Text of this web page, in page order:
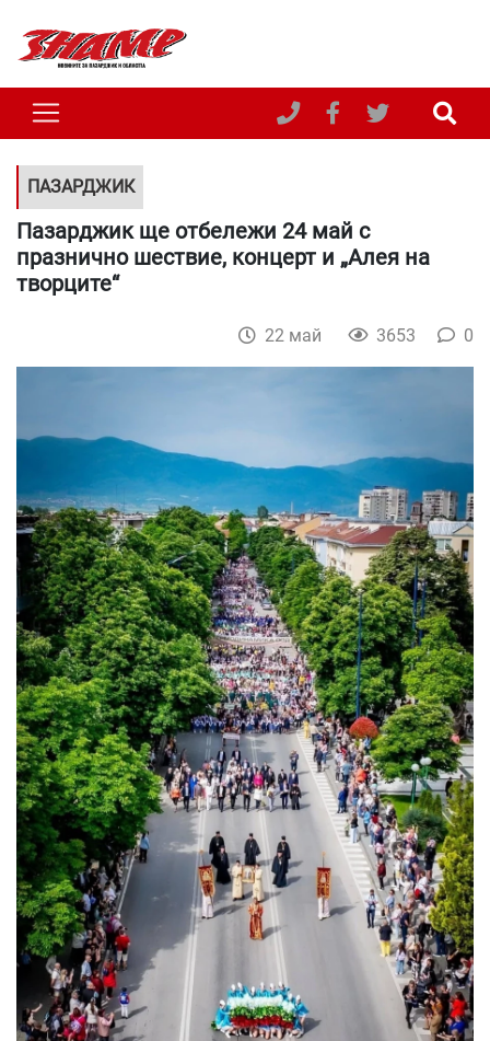
ПАЗАРДЖИК
Пазарджик ще отбележи 24 май с
празнично шествие, концерт и „Алея на
творците“
22 май 3653 0